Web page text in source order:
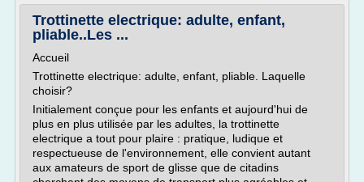
Trottinette electrique: adulte, enfant,
pliable..Les ...
Accueil
Trottinette electrique: adulte, enfant, pliable. Laquelle
choisir?
Initialement conçue pour les enfants et aujourd'hui de
plus en plus utilisée par les adultes, la trottinette
electrique a tout pour plaire : pratique, ludique et
respectueuse de l'environnement, elle convient autant
aux amateurs de sport de glisse que de citadins